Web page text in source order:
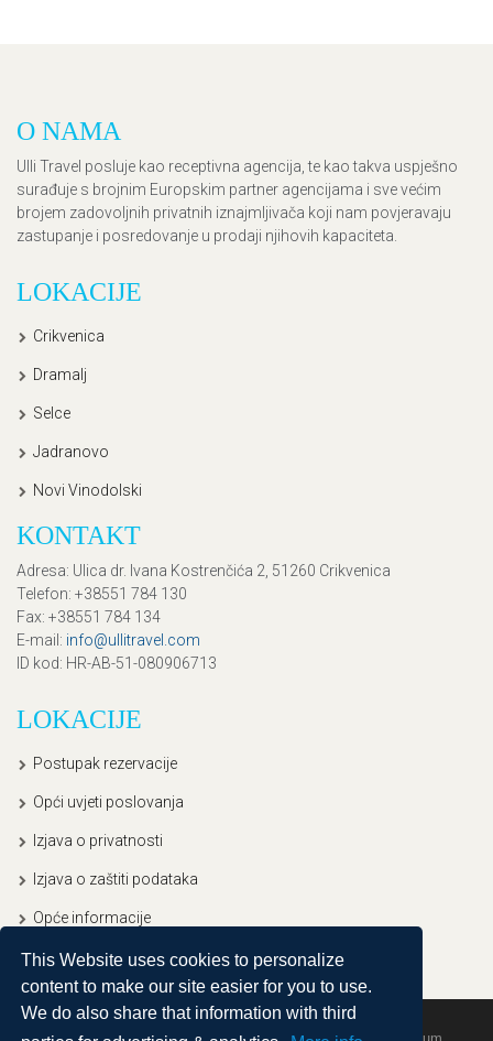
This Website uses cookies to personalize
content to make our site easier for you to use.
We do also share that information with third
O NAMA
Ulli Travel posluje kao receptivna agencija, te kao takva uspješno
surađuje s brojnim Europskim partner agencijama i sve većim
brojem zadovoljnih privatnih iznajmljivača koji nam povjeravaju
zastupanje i posredovanje u prodaji njihovih kapaciteta.
LOKACIJE
Crikvenica
Dramalj
Selce
Jadranovo
Novi Vinodolski
KONTAKT
Adresa: Ulica dr. Ivana Kostrenčića 2, 51260 Crikvenica
Telefon: +38551 784 130
Fax: +38551 784 134
E-mail : info@ullitravel.com
ID kod: HR-AB-51-080906713
LOKACIJE
Postupak rezervacije
Opći uvjeti poslovanja
Izjava o privatnosti
Izjava o zaštiti podataka
Opće informacije